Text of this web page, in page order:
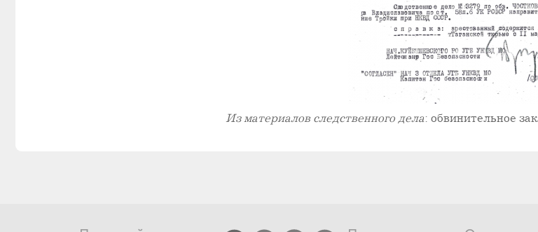
Из материалов следственного дела: обвинительное